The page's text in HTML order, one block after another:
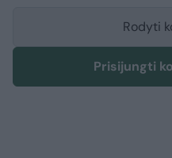
Rodyti
Prisijungti